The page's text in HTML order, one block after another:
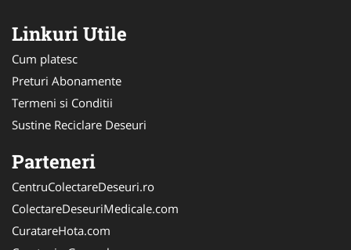
Linkuri Utile
Cum platesc
Preturi Abonamente
Termeni si Conditii
Sustine Reciclare Deseuri
Parteneri
CentruColectareDeseuri.ro
ColectareDeseuriMedicale.com
CuratareHota.com